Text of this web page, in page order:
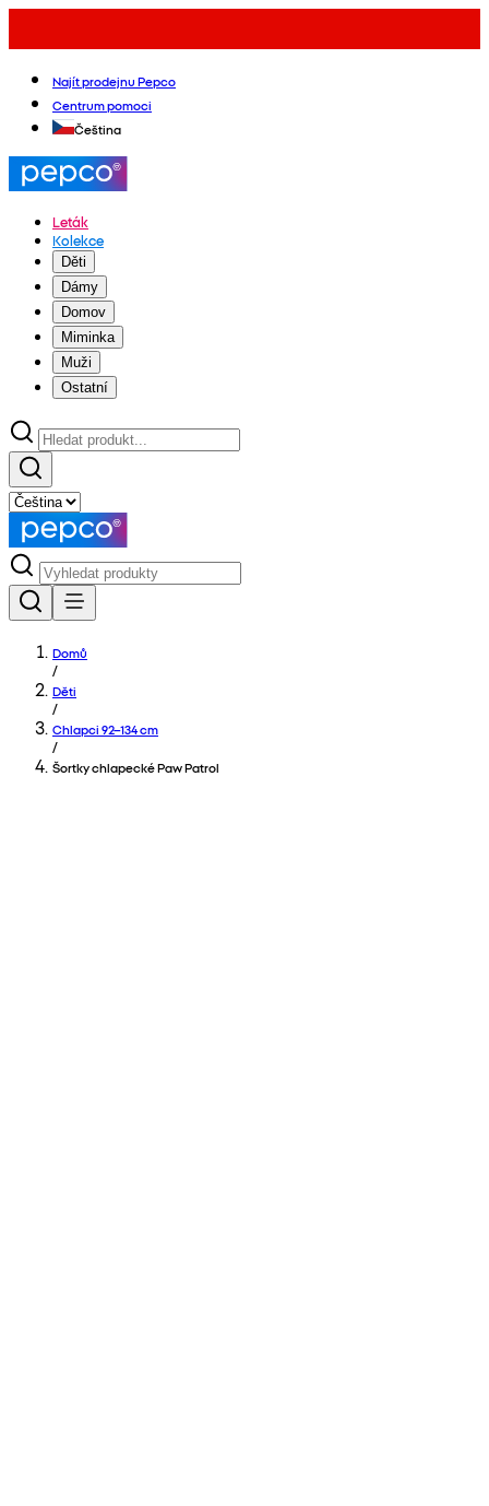
Najít prodejnu Pepco
Centrum pomoci
Čeština
Leták
Kolekce
Děti
Dámy
Domov
Miminka
Muži
Ostatní
Domů
/
Děti
/
Chlapci 92–134 cm
/
Šortky chlapecké Paw Patrol